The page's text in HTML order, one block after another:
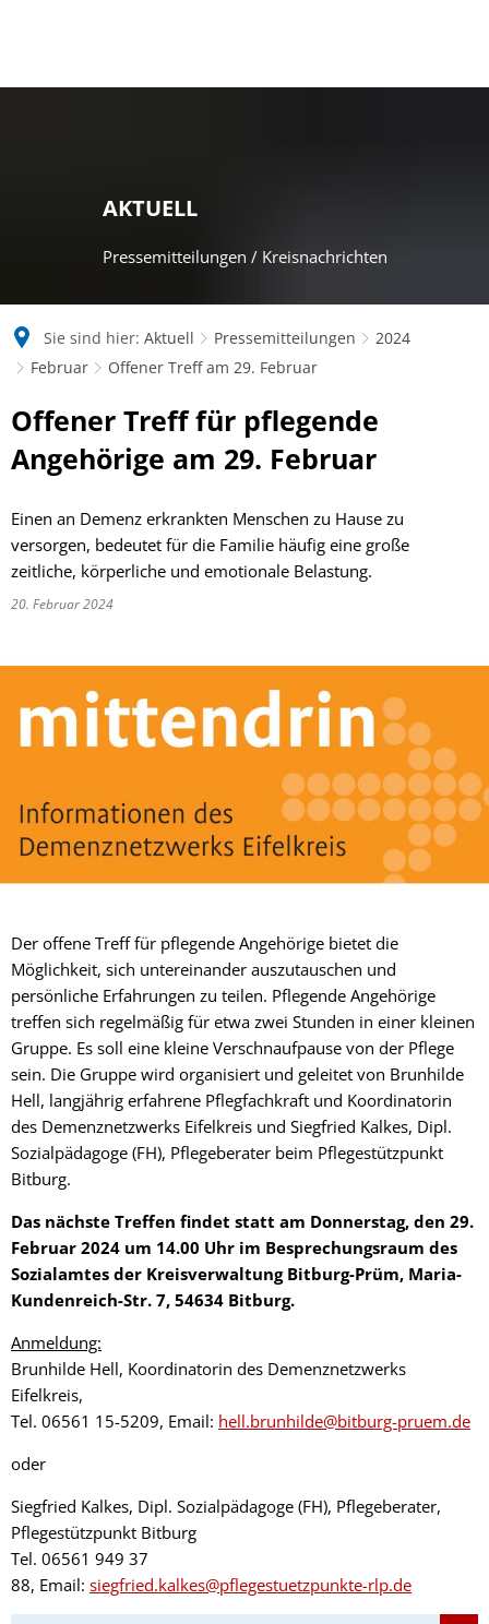
AKTUELL
Pressemitteilungen / Kreisnachrichten
Sie sind hier: Aktuell Pressemitteilungen
2024
Februar
Offener Treff am 29. Februar
Offener Treff für pflegende
Angehörige am 29. Februar
Einen an Demenz erkrankten Menschen zu Hause zu
versorgen, bedeutet für die Familie häufig eine große
zeitliche, körperliche und emotionale Belastung.
20. Februar 2024
Der offene Treff für pflegende Angehörige bietet die
Möglichkeit, sich untereinander auszutauschen und
persönliche Erfahrungen zu teilen. Pflegende Angehörige
treffen sich regelmäßig für etwa zwei Stunden in einer kleinen
Gruppe. Es soll eine kleine Verschnaufpause von der Pflege
sein. Die Gruppe wird organisiert und geleitet von Brunhilde
Hell, langjährig erfahrene Pflegfachkraft und Koordinatorin
des Demenznetzwerks Eifelkreis und Siegfried Kalkes, Dipl.
Sozialpädagoge (FH), Pflegeberater beim Pflegestützpunkt
Bitburg.
Das nächste Treffen findet statt am Donnerstag, den 29.
Februar 2024 um 14.00 Uhr im Besprechungsraum des
Sozialamtes der Kreisverwaltung Bitburg-Prüm, Maria-
Kundenreich-Str. 7, 54634 Bitburg.
Anmeldung:
Brunhilde Hell, Koordinatorin des Demenznetzwerks
Eifelkreis,
Tel. 06561 15-5209, Email: hell.brunhilde@bitburg-pruem.de
oder
Siegfried Kalkes, Dipl. Sozialpädagoge (FH), Pflegeberater,
Pflegestützpunkt Bitburg
Tel. 06561 949 37
88, Email: siegfried.kalkes@pflegestuetzpunkte-rlp.de